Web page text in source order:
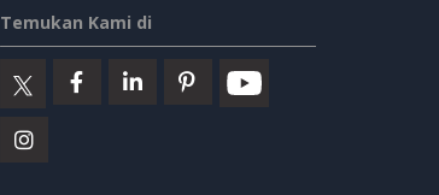
Temukan Kami di